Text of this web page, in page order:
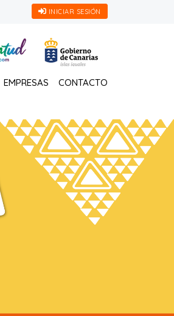
INICIAR SESIÓN
EMPRESAS CONTACTO